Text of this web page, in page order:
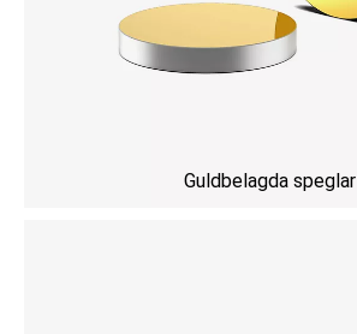
Guldbelagda speglar